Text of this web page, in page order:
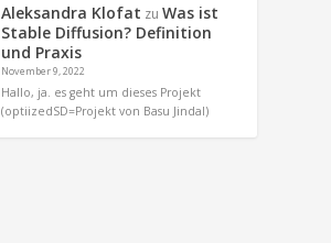
Aleksandra Klofat zuWas ist
Stable Diffusion? Definition
und Praxis
November 9, 2022
Hallo, ja. es geht um dieses Projekt
(optiizedSD=Projekt von Basu Jindal)